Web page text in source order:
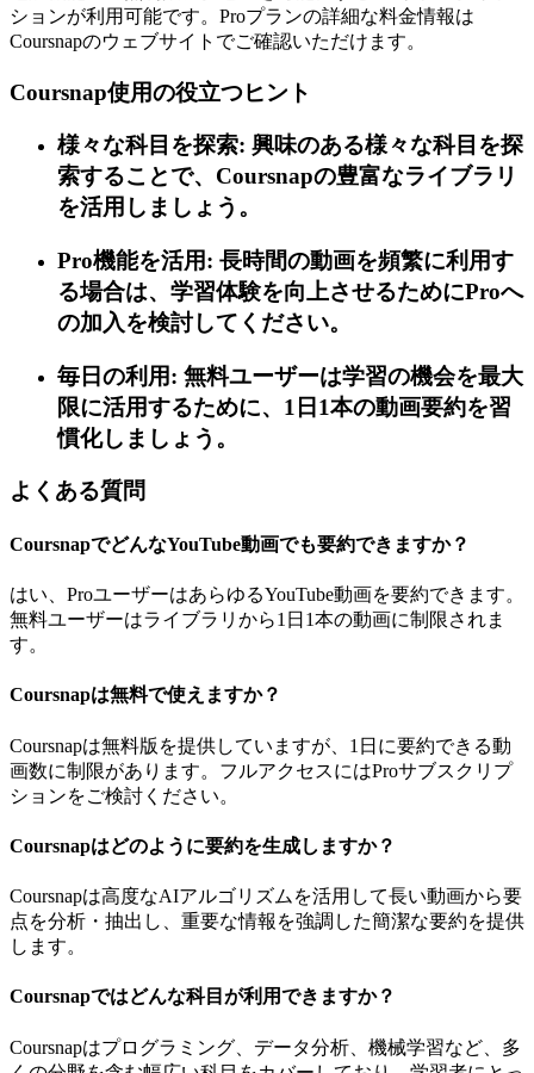
ションが利用可能です。Proプランの詳細な料金情報は
Coursnapのウェブサイトでご確認いただけます。
Coursnap使用の役立つヒント
様々な科目を探索: 興味のある様々な科目を探
索することで、Coursnapの豊富なライブラリ
を活用しましょう。
Pro機能を活用: 長時間の動画を頻繁に利用す
る場合は、学習体験を向上させるためにProへ
の加入を検討してください。
毎日の利用: 無料ユーザーは学習の機会を最大
限に活用するために、1日1本の動画要約を習
慣化しましょう。
よくある質問
CoursnapでどんなYouTube動画でも要約できますか？
はい、ProユーザーはあらゆるYouTube動画を要約できます。
無料ユーザーはライブラリから1日1本の動画に制限されま
す。
Coursnapは無料で使えますか？
Coursnapは無料版を提供していますが、1日に要約できる動
画数に制限があります。フルアクセスにはProサブスクリプ
ションをご検討ください。
Coursnapはどのように要約を生成しますか？
Coursnapは高度なAIアルゴリズムを活用して長い動画から要
点を分析・抽出し、重要な情報を強調した簡潔な要約を提供
します。
Coursnapではどんな科目が利用できますか？
Coursnapはプログラミング、データ分析、機械学習など、多